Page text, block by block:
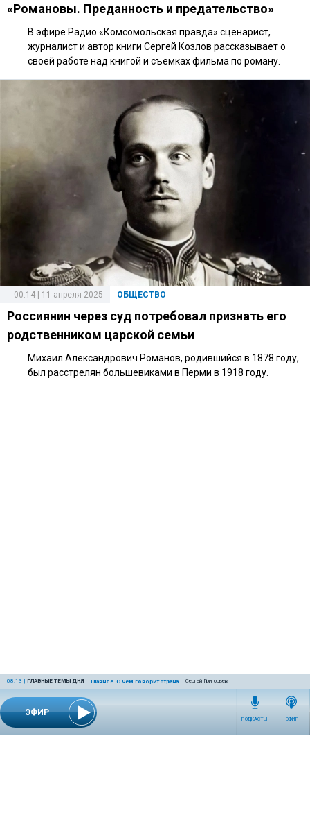
ЭФИР
08:13 | ГЛАВНЫЕ ТЕМЫ ДНЯ Главное. О чем говорит страна Сергей Григорьев
ПОДКАСТЫ ЭФИР
«Романовы. Преданность и предательство»
В эфире Радио «Комсомольская правда» сценарист,
журналист и автор книги Сергей Козлов рассказывает о
своей работе над книгой и съемках фильма по роману.
ОБЩЕСТВО
00:14 | 11 апреля 2025
Россиянин через суд потребовал признать его
родственником царской семьи
Михаил Александрович Романов, родившийся в 1878 году,
был расстрелян большевиками в Перми в 1918 году.